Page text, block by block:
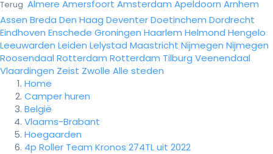
Terug Almere Amersfoort Amsterdam Apeldoorn Arnhem
Assen Breda Den Haag DeventerDoetinchem Dordrecht
Eindhoven Enschede Groningen Haarlem Helmond Hengelo
Leeuwarden Leiden Lelystad Maastricht Nijmegen Nijmegen
Roosendaal Rotterdam Rotterdam Tilburg Veenendaal
Vlaardingen Zeist Zwolle Alle steden
Home
Camper huren
België
Vlaams-Brabant
Hoegaarden
4p Roller Team Kronos 274TL uit 2022